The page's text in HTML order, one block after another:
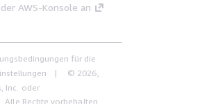
AWS-Konsole an
für die
© 2026,
Inc. oder
Rechte vorbehalten.